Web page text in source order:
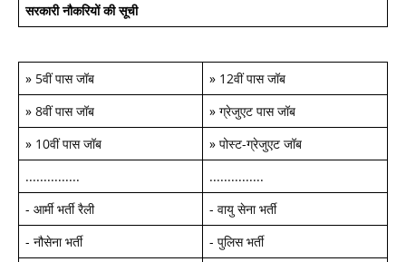
सरकारी नौकरियों की सूची
» 5वीं पास जॉब » 12वीं पास जॉब
» 8वीं पास जॉब » ग्रेजुएट पास जॉब
» 10वीं पास जॉब » पोस्ट-ग्रेजुएट जॉब
...............
...............
- आर्मी भर्ती रैली - वायु सेना भर्ती
- नौसेना भर्ती - पुलिस भर्ती